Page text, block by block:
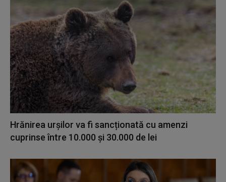
Hrănirea urșilor va fi sancționată cu amenzi
cuprinse între 10.000 și 30.000 de lei